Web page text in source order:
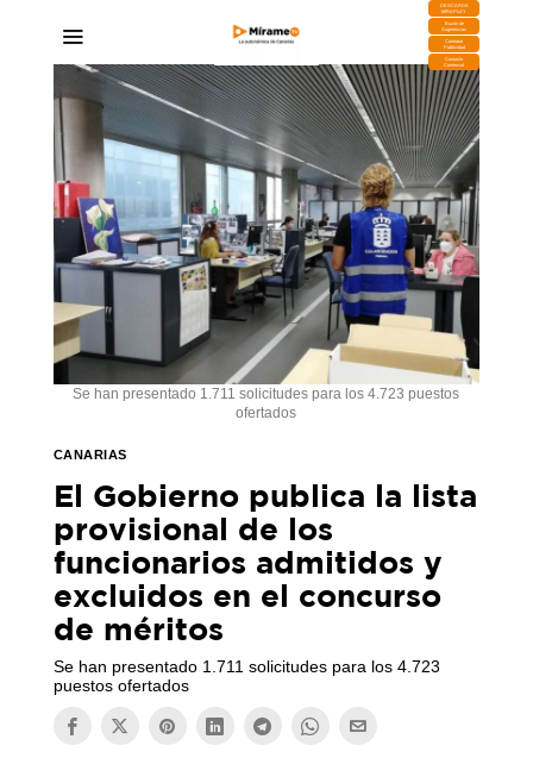
DESCARGA
MIRAPLAY
Buzón de
Sugerencias
Contratar
Publicidad
Contacto
Comercial
Se han presentado 1.711 solicitudes para los 4.723 puestos
ofertados
CANARIAS
El Gobierno publica la lista
provisional de los
funcionarios admitidos y
excluidos en el concurso
de méritos
Se han presentado 1.711 solicitudes para los 4.723
puestos ofertados